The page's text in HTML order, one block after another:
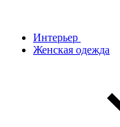
Интерьер
Женская одежда